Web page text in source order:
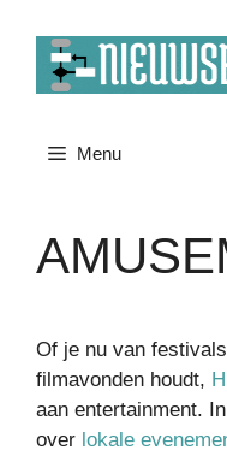
naar
Menu
Of je nu van
filmavonden houdt,
aan entertainment.
over lokale